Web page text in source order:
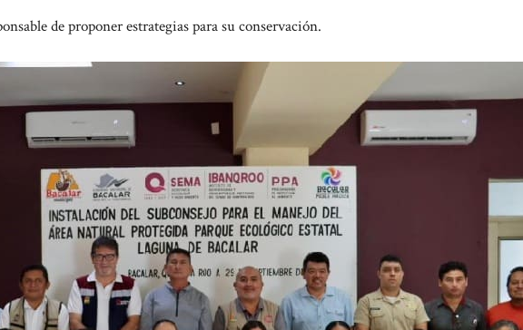
de proponer estrategias para su conservación.